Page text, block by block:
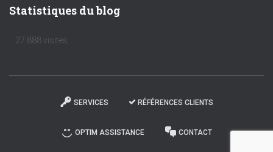
Statistiques du blog
27 888 visites
SERVICES RÉFÉRENCES CLIENTS
OPTIM ASSISTANCE CONTACT